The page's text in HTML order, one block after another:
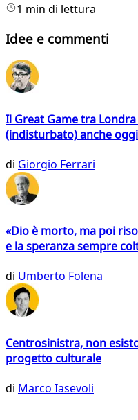
1 min di lettura
Idee e commenti
Il Great Game tra
(indisturbato) anche oggi
di Giorgio Ferrari
«Dio è morto, ma poi
e la speranza sempre
di Umberto Folena
Centrosinistra, non
progetto culturale
di Marco Iasevoli